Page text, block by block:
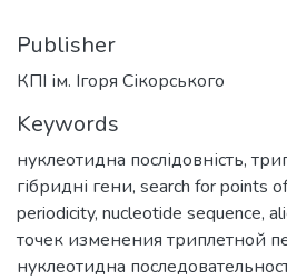
Publisher
КПІ ім. Ігоря Сікорського
Keywords
нуклеотидна послідовність,
гібридні гени, search for points
periodicity, nucleotide sequence,
точек изменения триплетной
нуклеотидна